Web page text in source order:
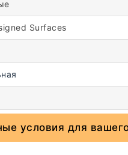
Surfaces
условия для